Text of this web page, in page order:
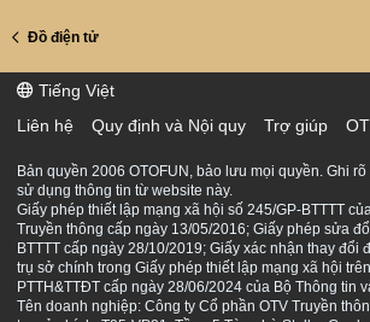
Đồ điện tử
Tiếng Việt
Liên hệ
Quy định và Nội quy Trợ giúp
Bản quyền 2006 OTOFUN, bảo lưu mọi quyền. Ghi
sử dụng thông tin từ website này.
Giấy phép thiết lập mạng xã hội số 245/GP-BTTTT
Truyền thông cấp ngày 13/05/2016; Giấy phép sửa
BTTTT cấp ngày 28/10/2019; Giấy xác nhận thay đổi
trụ sở chính trong Giấy phép thiết lập mạng xã hội
PTTH&TTĐT cấp ngày 28/06/2024 của Bộ Thông tin
Tên doanh nghiệp: Công ty Cổ phần OTV Truyền